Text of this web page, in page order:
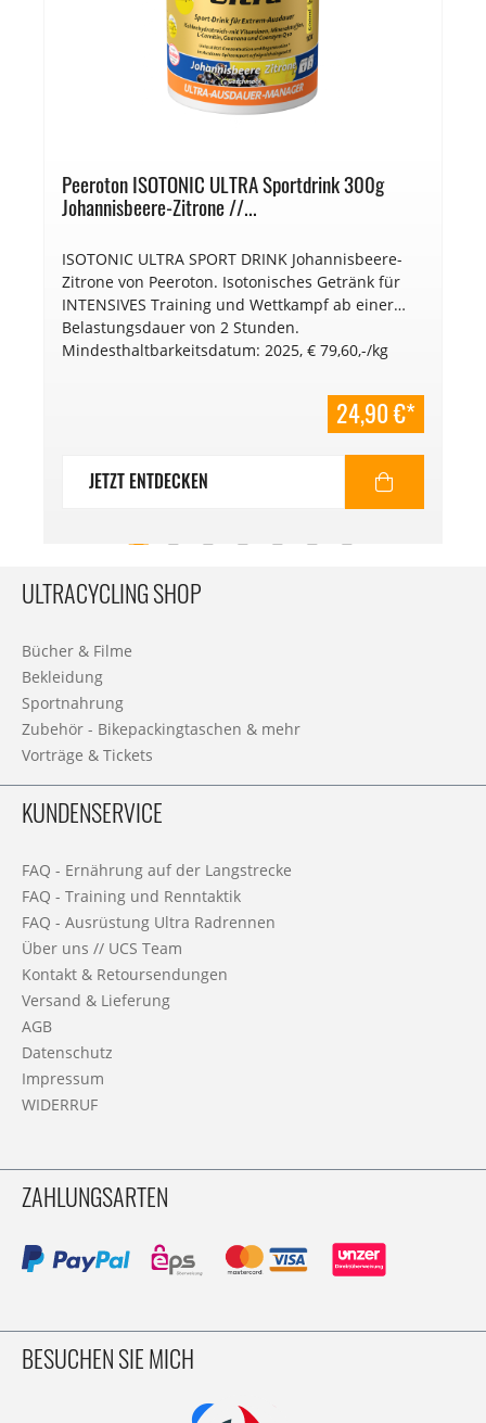
Peeroton ISOTONIC ULTRA Sportdrink 300g
Johannisbeere-Zitrone //...
ISOTONIC ULTRA SPORT DRINK Johannisbeere-
Zitrone von Peeroton. Isotonisches Getränk für
INTENSIVES Training und Wettkampf ab einer
Belastungsdauer von 2 Stunden.
Mindesthaltbarkeitsdatum: 2025, € 79,60,-/kg
24,90 €*
JETZT ENTDECKEN
ULTRACYCLING SHOP
Bücher & Filme
Bekleidung
Sportnahrung
Zubehör - Bikepackingtaschen & mehr
Vorträge & Tickets
KUNDENSERVICE
FAQ - Ernährung auf der Langstrecke
FAQ - Training und Renntaktik
FAQ - Ausrüstung Ultra Radrennen
Über uns // UCS Team
Kontakt & Retoursendungen
Versand & Lieferung
AGB
Datenschutz
Impressum
WIDERRUF
ZAHLUNGSARTEN
BESUCHEN SIE MICH